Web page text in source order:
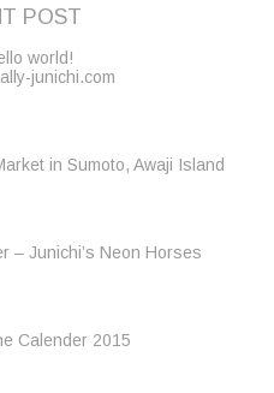
POST
world!
junichi.com
in Sumoto, Awaji Island
– Junichi’s Neon Horses
Calender 2015